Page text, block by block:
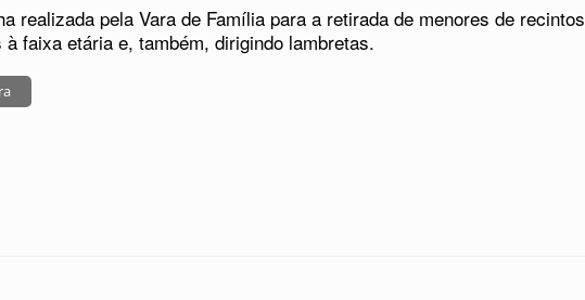
realizada pela Vara de Família para a retirada de menores de recintos
à faixa etária e, também, dirigindo lambretas.